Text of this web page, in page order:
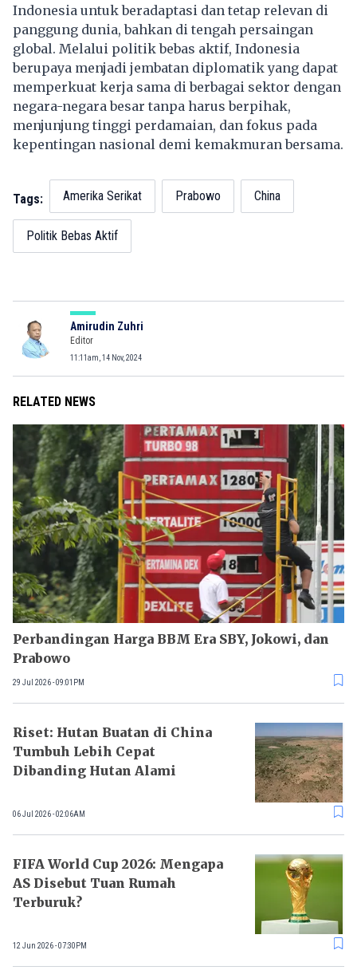
Indonesia untuk beradaptasi dan tetap relevan di
panggung dunia, bahkan di tengah persaingan
global. Melalui politik bebas aktif, Indonesia
berupaya menjadi jembatan diplomatik yang dapat
memperkuat kerja sama di berbagai sektor dengan
negara-negara besar tanpa harus berpihak,
menjunjung tinggi perdamaian, dan fokus pada
kepentingan nasional demi kemakmuran bersama.
Tags: Amerika Serikat Prabowo China
Politik Bebas Aktif
Amirudin Zuhri
Editor
11:11am, 14 Nov, 2024
RELATED NEWS
Perbandingan Harga BBM Era SBY, Jokowi, dan
Prabowo
29 Jul 2026 - 09:01PM
Riset: Hutan Buatan di China
Tumbuh Lebih Cepat
Dibanding Hutan Alami
06 Jul 2026 - 02:06AM
FIFA World Cup 2026: Mengapa
AS Disebut Tuan Rumah
Terburuk?
12 Jun 2026 - 07:30PM